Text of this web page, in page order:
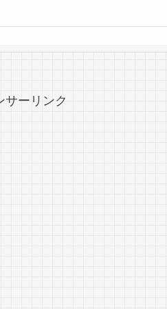
サーリンク